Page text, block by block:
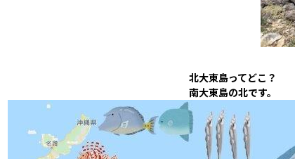
北大東島ってどこ？
南大東島の北です。